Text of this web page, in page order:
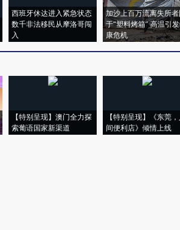
西班牙休达进入紧急状态
数千非法移民从摩洛哥闯
入
加沙上百万流离失所者
于“塑料烤箱” 高温引
康危机
【特别呈现】澳门全力探
索葡语国家新渠道
【特别呈现】《东莞，
间便利店》倾情上线